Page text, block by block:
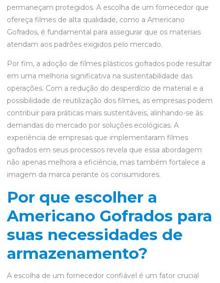
permaneçam protegidos. A escolha de um fornecedor que
ofereça filmes de alta qualidade, como a Americano
Gofrados, é fundamental para assegurar que os materiais
atendam aos padrões exigidos pelo mercado.
Por fim, a adoção de filmes plásticos gofrados pode resultar
em uma melhoria significativa na sustentabilidade das
operações. Com a redução do desperdício de material e a
possibilidade de reutilização dos filmes, as empresas podem
contribuir para práticas mais sustentáveis, alinhando-se às
demandas do mercado por soluções ecológicas. A
experiência de empresas que implementaram filmes
gofrados em seus processos revela que essa abordagem
não apenas melhora a eficiência, mas também fortalece a
imagem da marca perante os consumidores.
Por que escolher a
Americano Gofrados para
suas necessidades de
armazenamento?
A escolha de um fornecedor confiável é um fator crucial